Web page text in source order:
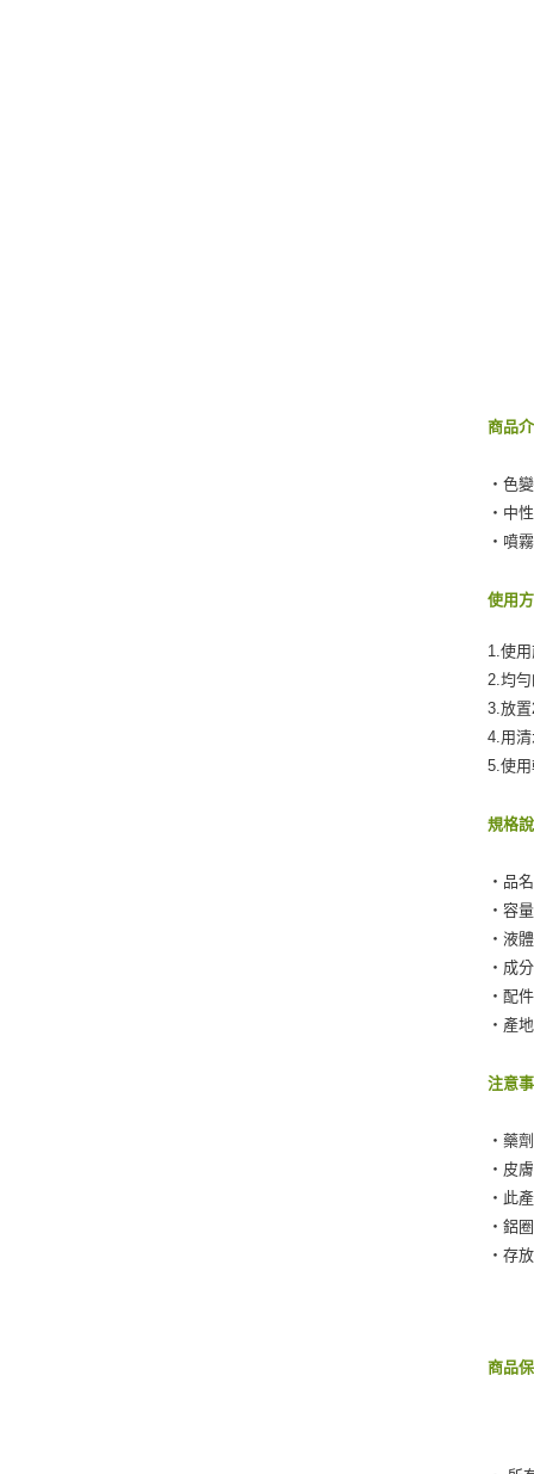
商品
‧色
‧中
‧噴
使用
1.使
2.均
3.放
4.用
5.使
規格
‧品
‧容
‧液
‧成
‧配
‧產
注意
‧藥
‧皮
‧此
‧鋁
‧存
商品